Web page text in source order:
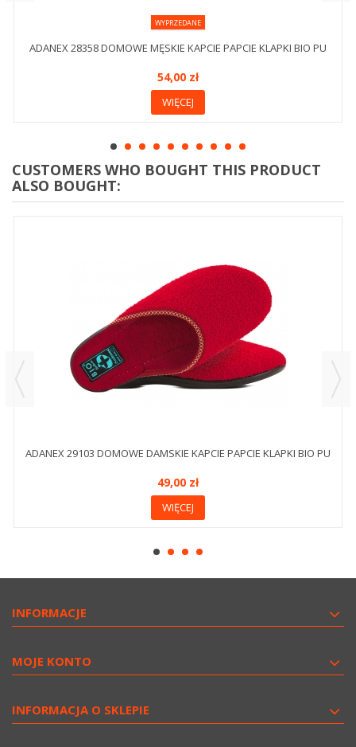
WYPRZEDANE
ADANEX 28358 DOMOWE MĘSKIE KAPCIE PAPCIE KLAPKI BIO PU
54,00 zł
WIĘCEJ
CUSTOMERS WHO BOUGHT THIS PRODUCT
ALSO BOUGHT:
ADANEX 29103 DOMOWE DAMSKIE KAPCIE PAPCIE KLAPKI BIO PU
49,00 zł
WIĘCEJ
INFORMACJE
MOJE KONTO
INFORMACJA O SKLEPIE